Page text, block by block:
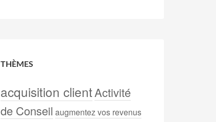
THÈMES
acquisition clientActivité
de Conseil augmentez vos revenus